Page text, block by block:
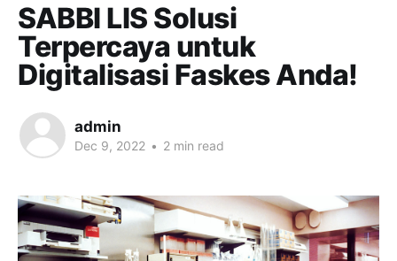
SABBI LIS Solusi
Terpercaya untuk
Digitalisasi Faskes Anda!
admin
Dec 9, 2022 • 2 min read